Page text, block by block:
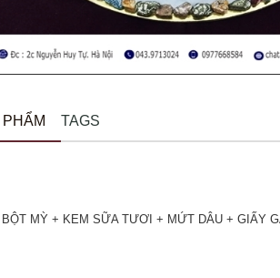
TAGS
MỲ + KEM SỮA TƯƠI + MỨT DÂU + GIẤY